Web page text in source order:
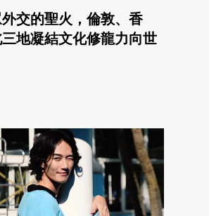
交的聖火，倫敦、香
地凝結文化修龍力向世